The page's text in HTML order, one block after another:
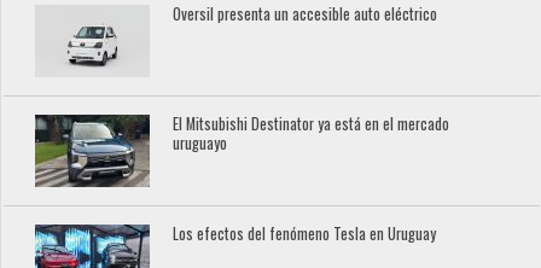
Oversil presenta un accesible auto eléctrico
El Mitsubishi Destinator ya está en el mercado
uruguayo
Los efectos del fenómeno Tesla en Uruguay